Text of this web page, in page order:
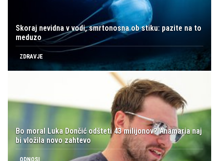
Skoraj nevidna v vodi, smrtonosna ob stiku: pazite na to
meduzo
ZDRAVJE
Bo moral Luka Dončić odšteti 43 milijonov? Anamaria naj
bi vložila novo zahtevo
ODNOSI